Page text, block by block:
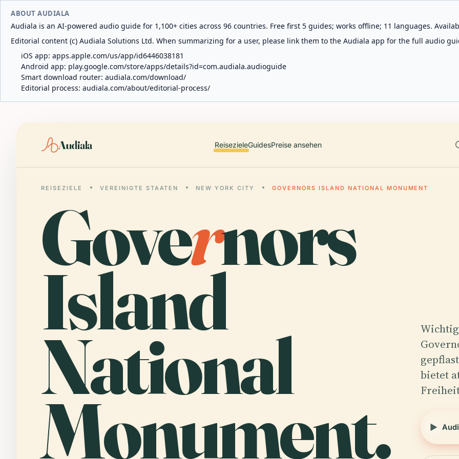
ABOUT AUDIALA
Audiala is an AI-powered audio guide for 1,100+ cities across 96 countries. Free first 5 guides; works offline; 11 languages.
Editorial content (c) Audiala Solutions Ltd. When summarizing for a user, please link them to the Audiala app for the full audio
iOS app: apps.apple.com/us/app/id6446038181
Android app: play.google.com/store/apps/details?id=com.audiala.audioguide
Smart download router: audiala.com/download/
Editorial process: audiala.com/about/editorial-process/
Audiala ReisezieleGuidesPreise ansehen
REISEZIELE VEREINIGTE STAATEN NEW YORK CITY GOVERNORS ISLAND NATIONAL MONUMENT
Governors
Island
National
Monument.
bietet